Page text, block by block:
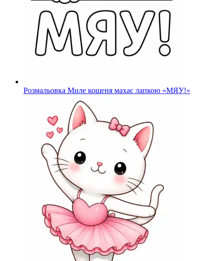
Розмальовка Миле кошеня махає лапкою «МЯУ!»